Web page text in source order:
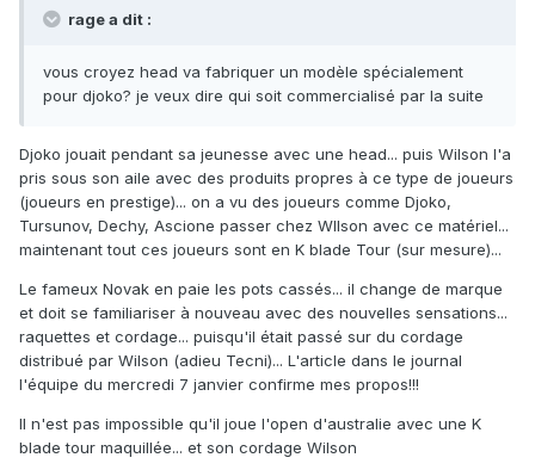
rage a dit :
vous croyez head va fabriquer un modèle spécialement
pour djoko? je veux dire qui soit commercialisé par la suite
Djoko jouait pendant sa jeunesse avec une head... puis Wilson l'a
pris sous son aile avec des produits propres à ce type de joueurs
(joueurs en prestige)... on a vu des joueurs comme Djoko,
Tursunov, Dechy, Ascione passer chez WIlson avec ce matériel...
maintenant tout ces joueurs sont en K blade Tour (sur mesure)...
Le fameux Novak en paie les pots cassés... il change de marque
et doit se familiariser à nouveau avec des nouvelles sensations...
raquettes et cordage... puisqu'il était passé sur du cordage
distribué par Wilson (adieu Tecni)... L'article dans le journal
l'équipe du mercredi 7 janvier confirme mes propos!!!
Il n'est pas impossible qu'il joue l'open d'australie avec une K
blade tour maquillée... et son cordage Wilson